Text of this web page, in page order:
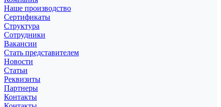
Наше производство
Сертификаты
Структура
Сотрудники
Вакансии
Стать представителем
Новости
Статьи
Реквизиты
Партнеры
Контакты